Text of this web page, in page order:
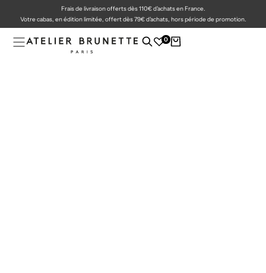
AU
CONTENU
Frais de livraison offerts dès 110€ d'achats en France.
Votre cabas, en édition limitée, offert dès 79€ d'achats, hors période de promotion.
0